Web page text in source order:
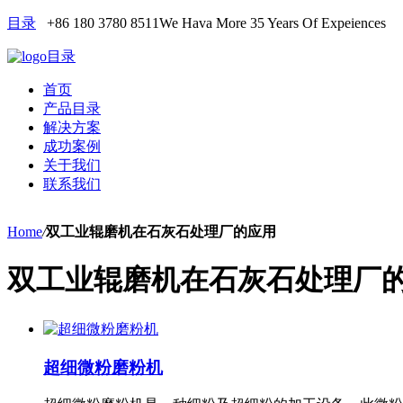
目录 +86 180 3780 8511We Hava More 35 Years Of Expeiences
目录
首页
产品目录
解决方案
成功案例
关于我们
联系我们
Home/双工业辊磨机在石灰石处理厂的应用
双工业辊磨机在石灰石处理厂
超细微粉磨粉机